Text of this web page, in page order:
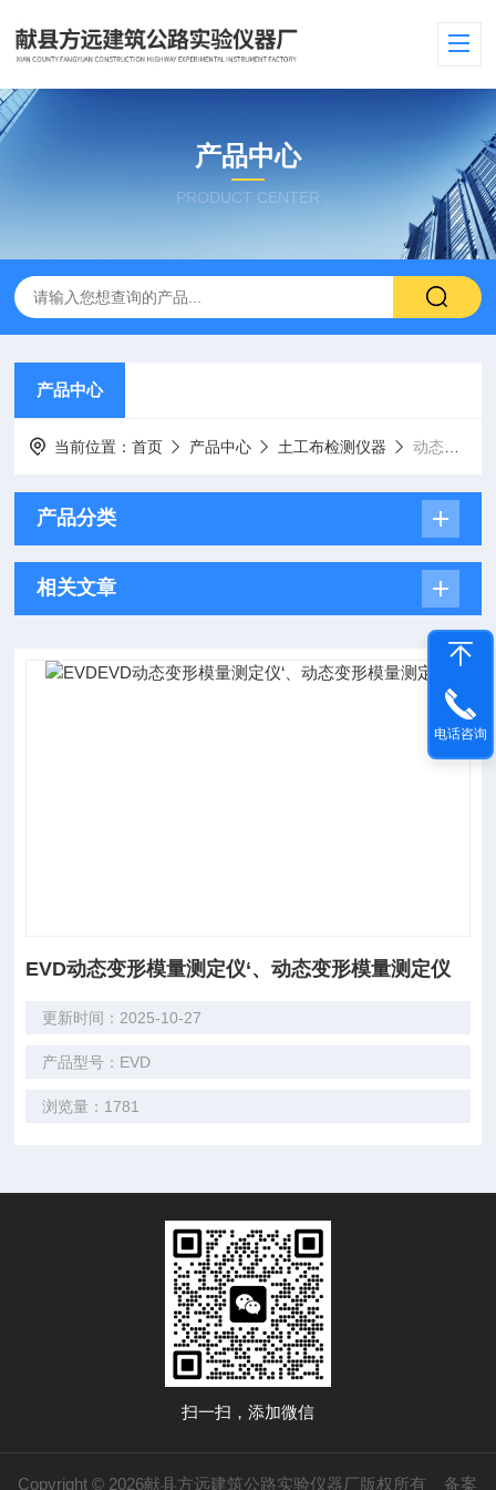
产品中心
PRODUCT CENTER
产品中心
当前位置：首页 产品中心 土工布检测仪器 动态变形模量测定仪
产品分类
相关文章
EVD动态变形模量测定仪‘、动态变形模量测定仪
更新时间：2025-10-27
产品型号：EVD
浏览量：1781
扫一扫，添加微信
Copyright © 2026献县方远建筑公路实验仪器厂版权所有 备案
电话咨询